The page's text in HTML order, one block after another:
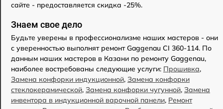
сайте - предоставляется скидка -25%.
Знаем свое дело
Будьте уверены в профессионализме наших мастеров - они
с уверенностью выполнят ремонт Gaggenau CI 360-114. По
данным наших мастеров в Казани по ремонту Gaggenau,
наиболее востребованы следующие услуги: Прошивка,
Замена конфорки индукционной, Замена конфорки
стеклокерамической, Замена конфорки чугунной, Замена
инвентора в индукционной варочной панели, Ремонт